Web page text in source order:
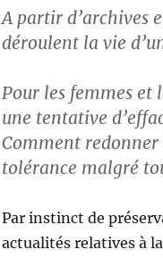
A partir d’archives
déroulent la vie
Pour les femmes et
une tentative
Comment
tolérance malgré
Par instinct de
actualités relatives à